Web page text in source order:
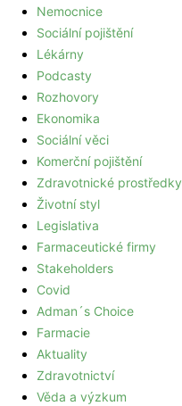
Nemocnice
Sociální pojištění
Lékárny
Podcasty
Rozhovory
Ekonomika
Sociální věci
Komerční pojištění
Zdravotnické prostředky
Životní styl
Legislativa
Farmaceutické firmy
Stakeholders
Covid
Adman´s Choice
Farmacie
Aktuality
Zdravotnictví
Věda a výzkum